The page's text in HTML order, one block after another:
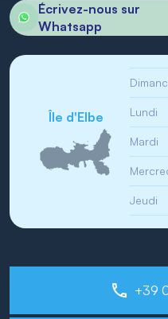
Écrivez-nous sur
Whatsapp
Île d'Elbe Lundi
Mardi
Jeudi
+39